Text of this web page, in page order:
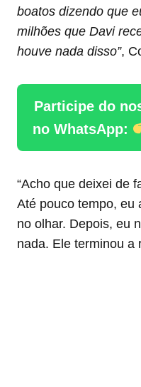
boatos dizendo que
milhões que Davi
houve nada disso”,
Participe do
no WhatsApp:
“Acho que deixei de
Até pouco tempo, eu
no olhar. Depois, eu
nada. Ele terminou a